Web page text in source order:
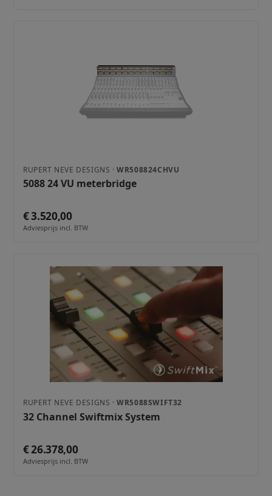
RUPERT NEVE DESIGNS ·WR508824CHVU
5088 24 VU meterbridge
€ 3.520,00
Adviesprijs incl. BTW
RUPERT NEVE DESIGNS ·WR5088SWIFT32
32 Channel Swiftmix System
€ 26.378,00
Adviesprijs incl. BTW